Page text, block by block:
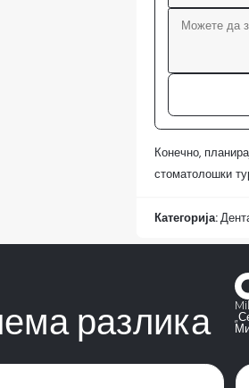
Конечно,
стоматолошки
Категорија:
разлика